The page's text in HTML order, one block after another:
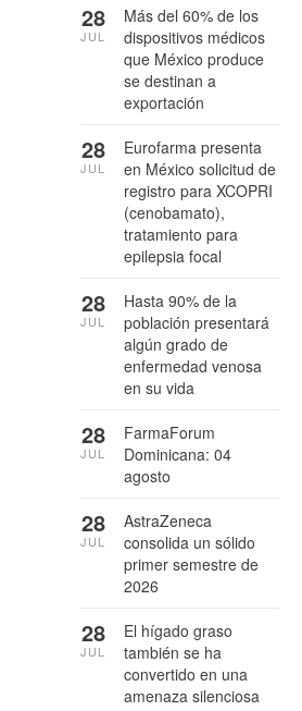
Más del 60% de los
dispositivos médicos
que México produce
se destinan a
exportación
28
JUL
Eurofarma presenta
en México solicitud de
registro para XCOPRI
(cenobamato),
tratamiento para
epilepsia focal
28
JUL
Hasta 90% de la
población presentará
algún grado de
enfermedad venosa
en su vida
28
JUL
FarmaForum
Dominicana: 04
agosto
28
JUL
AstraZeneca
consolida un sólido
primer semestre de
2026
28
JUL
El hígado graso
también se ha
convertido en una
amenaza silenciosa
28
JUL